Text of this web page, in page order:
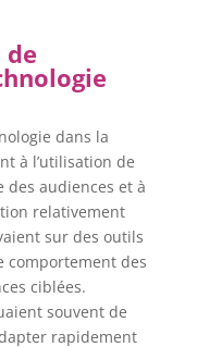
de
dans la
à l’utilisation de
des audiences et à
relativement
sur des outils
des
ciblées.
souvent de
rapidement